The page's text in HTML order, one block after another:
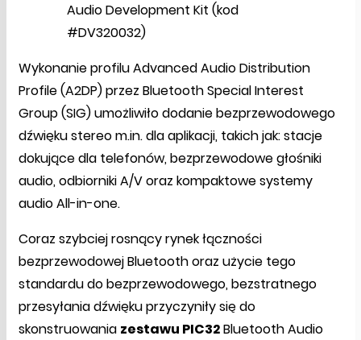
Audio Development Kit (kod
#DV320032)
Wykonanie profilu Advanced Audio Distribution
Profile (A2DP) przez Bluetooth Special Interest
Group (SIG) umożliwiło dodanie bezprzewodowego
dźwięku stereo m.in. dla aplikacji, takich jak: stacje
dokujące dla telefonów, bezprzewodowe głośniki
audio, odbiorniki A/V oraz kompaktowe systemy
audio All-in-one.
Coraz szybciej rosnący rynek łączności
bezprzewodowej Bluetooth oraz użycie tego
standardu do bezprzewodowego, bezstratnego
przesyłania dźwięku przyczyniły się do
skonstruowania zestawu PIC32Bluetooth Audio